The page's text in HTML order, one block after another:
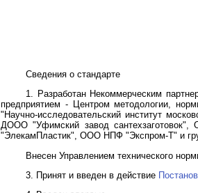
Сведения о стандарте
1. Разработан Некоммерческим
предприятием - Центром методологии,
"Научно-исследовательский институт
ДООО "Уфимский завод
"ЭлекамПластик", ООО НПФ "Экспром-Т" и
Внесен Управлением технического
3. Принят и введен в действие